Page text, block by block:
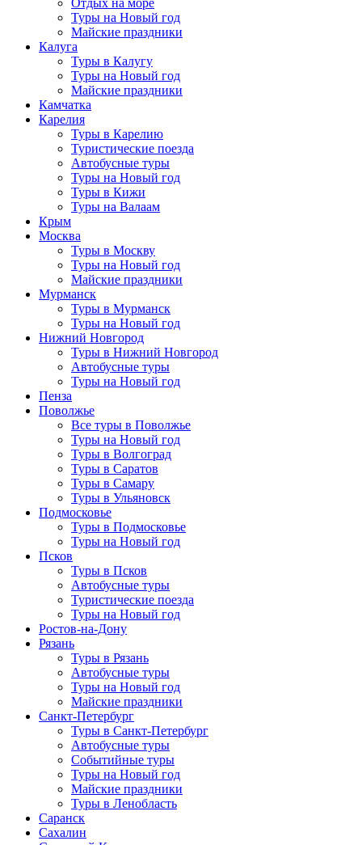
Туры на Новый год
Майские праздники
Калуга
Туры в Калугу
Туры на Новый год
Майские праздники
Камчатка
Карелия
Туры в Карелию
Туристические поезда
Автобусные туры
Туры на Новый год
Туры в Кижи
Туры на Валаам
Крым
Москва
Туры в Москву
Туры на Новый год
Майские праздники
Мурманск
Туры в Мурманск
Туры на Новый год
Нижний Новгород
Туры в Нижний Новгород
Автобусные туры
Туры на Новый год
Пенза
Поволжье
Все туры в Поволжье
Туры на Новый год
Туры в Волгоград
Туры в Саратов
Туры в Самару
Туры в Ульяновск
Подмосковье
Туры в Подмосковье
Туры на Новый год
Псков
Туры в Псков
Автобусные туры
Туристические поезда
Туры на Новый год
Ростов-на-Дону
Рязань
Туры в Рязань
Автобусные туры
Туры на Новый год
Майские праздники
Санкт-Петербург
Туры в Санкт-Петербург
Автобусные туры
Событийные туры
Туры на Новый год
Майские праздники
Туры в Ленобласть
Саранск
Сахалин